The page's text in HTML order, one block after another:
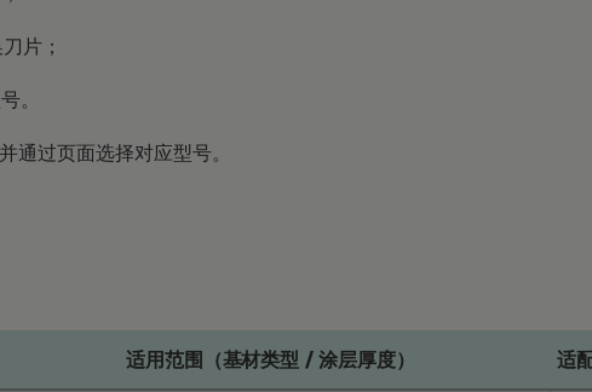
片；
。
通过页面选择对应型号。
适用范围（基材类型 / 涂层厚度） 适